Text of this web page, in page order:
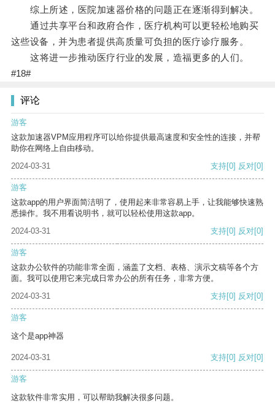
综上所述，医院加速器价格的问题正在逐渐得到解决。
通过共享平台和政府合作，医疗机构可以更轻松地购买
这些设备，并为患者提供高质量可负担的医疗诊疗服务。
这将进一步推动医疗行业的发展，造福更多的人们。
#18#
评论
游客
这款加速器VPM应用程序可以给你提供最高速度和安全性的连接，并帮
助你在网络上自由移动。
2024-03-31
支持[0] 反对[0]
游客
这款app的用户界面简洁明了，使用起来非常容易上手，让我能够快速熟
悉操作。我不用看说明书，就可以轻松使用这款app。
2024-03-31
支持[0] 反对[0]
游客
这款办公软件的功能非常全面，涵盖了文档、表格、演示文稿等各个方
面。我可以使用它来完成日常办公的所有任务，非常方便。
2024-03-31
支持[0] 反对[0]
游客
这个是app神器
2024-03-31 支持[0] 反对[0]
游客
这款软件非常实用，可以帮助我解决很多问题。